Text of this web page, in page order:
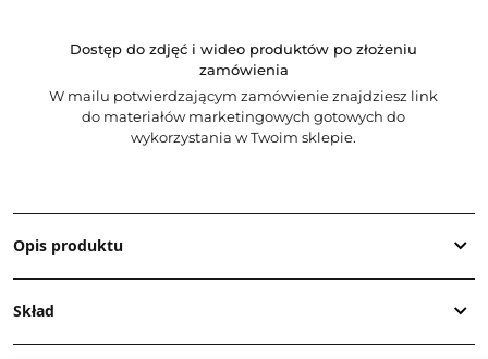
Dostęp do zdjęć i wideo produktów po złożeniu
zamówienia
W mailu potwierdzającym zamówienie znajdziesz link
do materiałów marketingowych gotowych do
wykorzystania w Twoim sklepie.
Opis produktu
Skład